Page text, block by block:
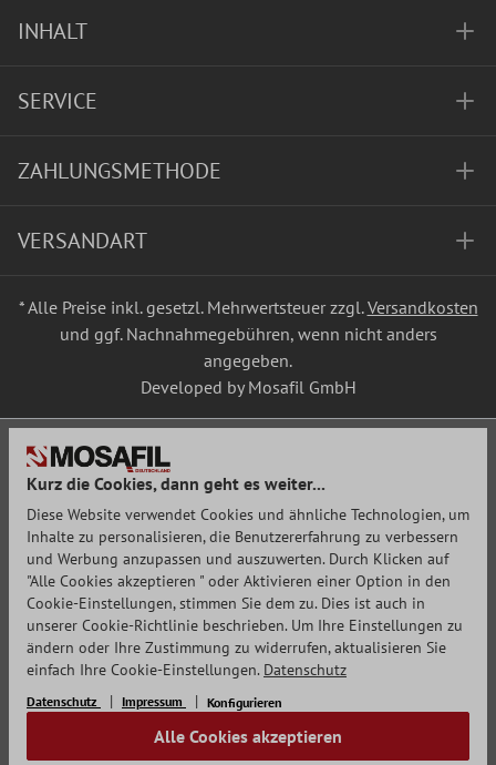
INHALT
SERVICE
ZAHLUNGSMETHODE
VERSANDART
* Alle Preise inkl. gesetzl. Mehrwertsteuer zzgl.Versandkosten
und ggf. Nachnahmegebühren, wenn nicht anders
angegeben.
Developed by Mosafil GmbH
Kurz die Cookies, dann geht es weiter...
Diese Website verwendet Cookies und ähnliche Technologien, um
Inhalte zu personalisieren, die Benutzererfahrung zu verbessern
und Werbung anzupassen und auszuwerten. Durch Klicken auf
"Alle Cookies akzeptieren " oder Aktivieren einer Option in den
Cookie-Einstellungen, stimmen Sie dem zu. Dies ist auch in
unserer Cookie-Richtlinie beschrieben. Um Ihre Einstellungen zu
ändern oder Ihre Zustimmung zu widerrufen, aktualisieren Sie
einfach Ihre Cookie-Einstellungen. Datenschutz
Datenschutz Impressum Konfigurieren
Alle Cookies akzeptieren